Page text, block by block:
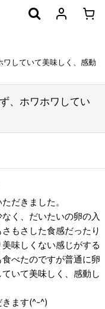
ワしていて美味しく、感動
、ホワホワしてい
だきました。
く、だいたいの卵の入
もさした食感だったり
味しくない感じがする
べたのですが普通に卵
いて美味しく、感動し
きます(^-^)